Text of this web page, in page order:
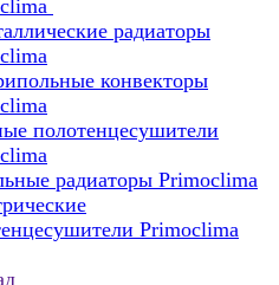
радиаторы
конвекторы
полотенцесушители
радиаторы Primoclima
Primoclima